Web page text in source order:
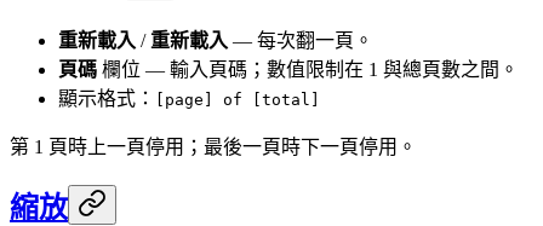
重新載入 /重新載入 — 每次翻一頁。
頁碼 欄位 — 輸入頁碼；數值限制在 1 與總頁數之間。
顯示格式：
[page] of [total]
第 1 頁時上一頁停用；最後一頁時下一頁停用。
縮放